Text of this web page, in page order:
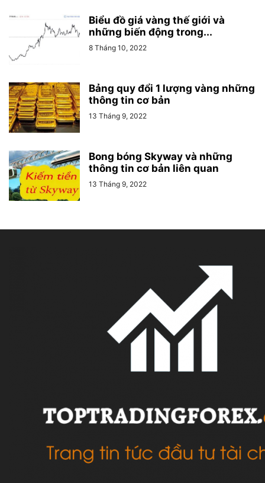
Biểu đồ giá vàng thế giới và
những biến động trong...
8 Tháng 10, 2022
Bảng quy đổi 1 lượng vàng những
thông tin cơ bản
13 Tháng 9, 2022
Bong bóng Skyway và những
thông tin cơ bản liên quan
13 Tháng 9, 2022